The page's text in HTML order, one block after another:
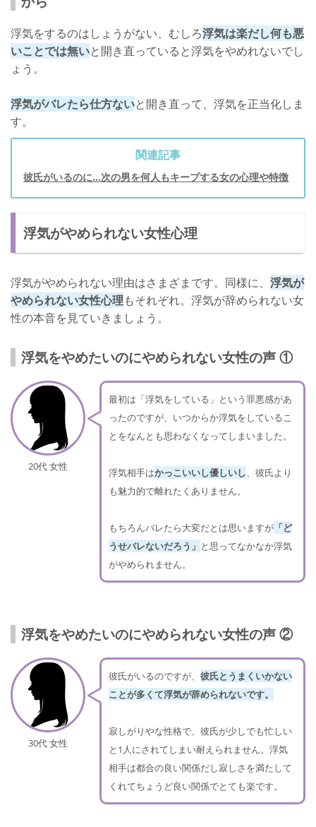
浮気をするのはしょうがない、むしろ浮気は楽だし何も悪
いことでは無いと開き直っていると浮気をやめれないでし
ょう。
浮気がバレたら仕方ないと開き直って、浮気を正当化しま
す。
関連記事
彼氏がいるのに…次の男を何人もキープする女の心理や特徴
浮気がやめられない女性心理
浮気がやめられない理由はさまざまです。同様に、 浮気が
やめられない女性心理もそれぞれ。浮気が辞められない女
性の本音を見ていきましょう。
浮気をやめたいのにやめられない女性の声 ①
20代 女性
最初は「浮気をしている」という罪悪感があ
ったのですが、いつからか浮気をしているこ
とをなんとも思わなくなってしまいました。
浮気相手はかっこいいし優しいし、彼氏より
も魅力的で離れたくありません。
もちろんバレたら大変だとは思いますが 「ど
うせバレないだろう」 と思ってなかなか浮気
がやめられません。
浮気をやめたいのにやめられない女性の声 ②
30代 女性
彼氏がいるのですが、 彼氏とうまくいかない
ことが多くて浮気が辞められないです。
寂しがりやな性格で、彼氏が少しでも忙しい
と1人にされてしまい耐えられません。浮気
相手は都合の良い関係だし寂しさを満たして
くれてちょうど良い関係でとても楽です。